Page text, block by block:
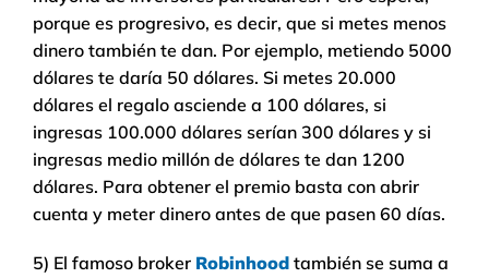
porque es progresivo, es decir, que si metes menos
dinero también te dan. Por ejemplo, metiendo 5000
dólares te daría 50 dólares. Si metes 20.000
dólares el regalo asciende a 100 dólares, si
ingresas 100.000 dólares serían 300 dólares y si
ingresas medio millón de dólares te dan 1200
dólares. Para obtener el premio basta con abrir
cuenta y meter dinero antes de que pasen 60 días.
5) El famoso broker Robinhood también se suma a